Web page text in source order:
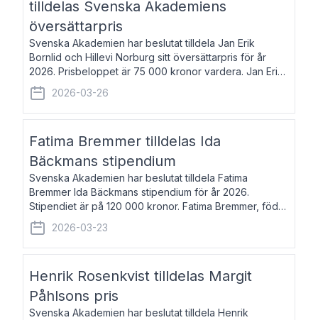
tilldelas Svenska Akademiens
översättarpris
Svenska Akademien har beslutat tilldela Jan Erik
Bornlid och Hillevi Norburg sitt översättarpris för år
2026. Prisbeloppet är 75 000 kronor vardera. Jan Erik
Bornlid, född 1947, är översättare från tyska. Han är
främst känd för sina översät
2026-03-26
Fatima Bremmer tilldelas Ida
Bäckmans stipendium
Svenska Akademien har beslutat tilldela Fatima
Bremmer Ida Bäckmans stipendium för år 2026.
Stipendiet är på 120 000 kronor. Fatima Bremmer, född
1977, är journalist och författare. Hon utkom i fjol med
boken Ligan. Klarakvarterens blodsyst
2026-03-23
Henrik Rosenkvist tilldelas Margit
Påhlsons pris
Svenska Akademien har beslutat tilldela Henrik